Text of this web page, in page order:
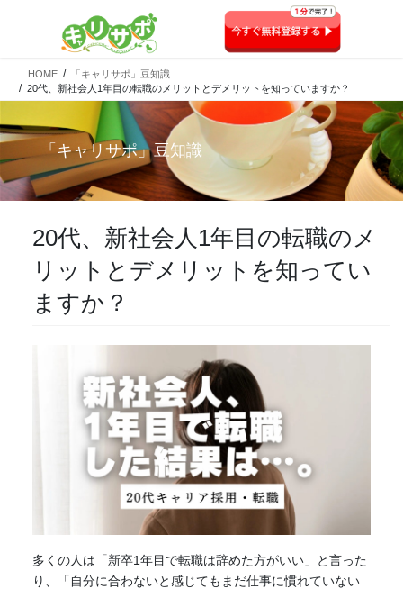
HOME
「キャリサポ」豆知識
20代、新社会人1年目の転職のメリットとデメリットを知っていますか？
「キャリサポ」豆知識
20代、新社会人1年目の転職のメ
リットとデメリットを知ってい
ますか？
多くの人は「新卒1年目で転職は辞めた方がいい」と言った
り、「自分に合わないと感じてもまだ仕事に慣れていない